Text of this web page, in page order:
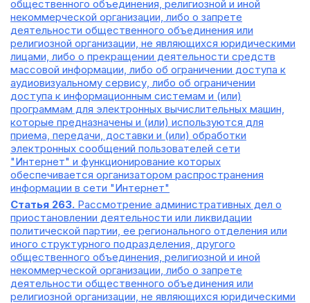
общественного объединения, религиозной и иной
некоммерческой организации, либо о запрете
деятельности общественного объединения или
религиозной организации, не являющихся юридическими
лицами, либо о прекращении деятельности средств
массовой информации, либо об ограничении доступа к
аудиовизуальному сервису, либо об ограничении
доступа к информационным системам и (или)
программам для электронных вычислительных машин,
которые предназначены и (или) используются для
приема, передачи, доставки и (или) обработки
электронных сообщений пользователей сети
"Интернет" и функционирование которых
обеспечивается организатором распространения
информации в сети "Интернет"
Статья 263. Рассмотрение административных дел о
приостановлении деятельности или ликвидации
политической партии, ее регионального отделения или
иного структурного подразделения, другого
общественного объединения, религиозной и иной
некоммерческой организации, либо о запрете
деятельности общественного объединения или
религиозной организации, не являющихся юридическими